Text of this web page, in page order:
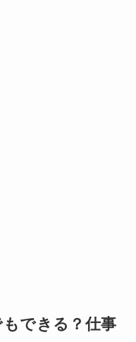
できる？仕事